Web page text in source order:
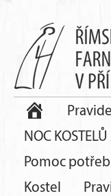
NOC
Pomoc
Kostel